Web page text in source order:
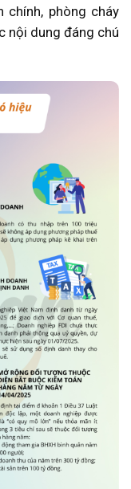
chính, phòng cháy
nội dung đáng chú